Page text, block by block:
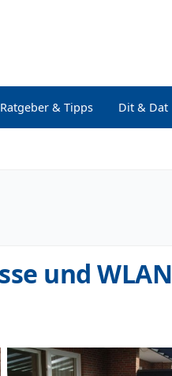
Ratgeber & Tipps Dit & Dat
und WLAN